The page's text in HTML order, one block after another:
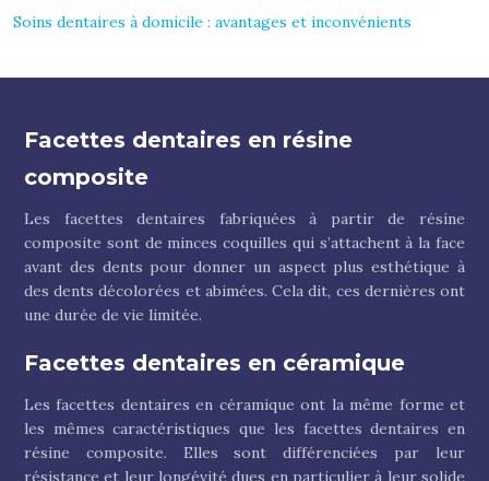
Soins dentaires à domicile : avantages et inconvénients
Facettes dentaires en résine
composite
Les facettes dentaires fabriquées à partir de résine
composite sont de minces coquilles qui s’attachent à la face
avant des dents pour donner un aspect plus esthétique à
des dents décolorées et abimées. Cela dit, ces dernières ont
une durée de vie limitée.
Facettes dentaires en céramique
Les facettes dentaires en céramique ont la même forme et
les mêmes caractéristiques que les facettes dentaires en
résine composite. Elles sont différenciées par leur
résistance et leur longévité dues en particulier à leur solide